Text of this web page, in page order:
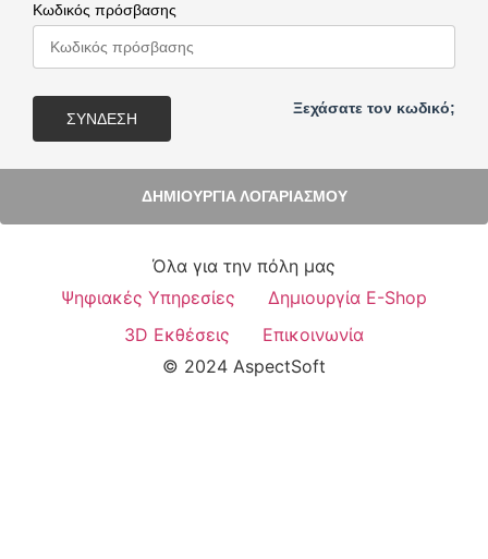
Κωδικός πρόσβασης
ΣΎΝΔΕΣΗ
Ξεχάσατε τον κωδικό;
ΔΗΜΙΟΥΡΓΊΑ ΛΟΓΑΡΙΑΣΜΟΎ
Όλα για την πόλη μας
Ψηφιακές Υπηρεσίες
Δημιουργία E-Shop
3D Εκθέσεις
Επικοινωνία
© 2024 AspectSoft